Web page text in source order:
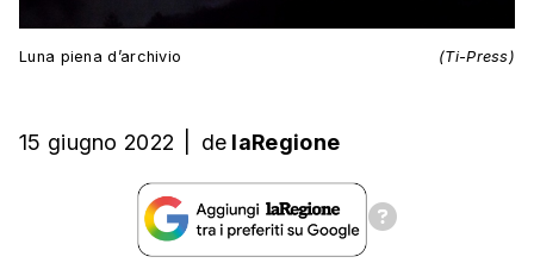
Luna piena d’archivio (Ti-Press)
15 giugno 2022 de laRegione